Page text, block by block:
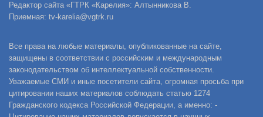
Редактор сайта «ГТРК «Карелия»: Алтынникова В.
Приемная: tv-karelia@vgtrk.ru
Все права на любые материалы, опубликованные на сайте,
защищены в соответствии с российским и международным
законодательством об интеллектуальной собственности.
Уважаемые СМИ и иные посетители сайта, огромная просьба при
цитировании наших материалов соблюдать статью 1274
Гражданского кодекса Российской Федерации, а именно: -